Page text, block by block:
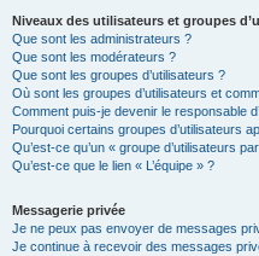
Niveaux des utilisateurs et groupes
Que sont les administrateurs ?
Que sont les modérateurs ?
Que sont les groupes d’utilisateurs ?
Où sont les groupes d’utilisateurs et
Comment puis-je devenir le responsable
Pourquoi certains groupes d’utilisateurs
Qu’est-ce qu’un « groupe d’utilisateurs
Qu’est-ce que le lien « L’équipe » ?
Messagerie privée
Je ne peux pas envoyer de messages
Je continue à recevoir des messages